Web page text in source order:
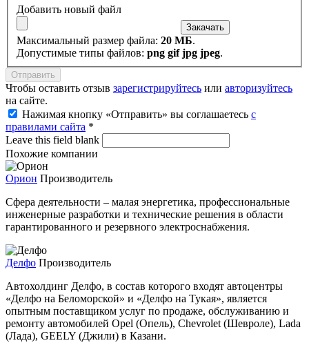
Добавить новый файл
Максимальный размер файла: 20 МБ.
Допустимые типы файлов: png gif jpg jpeg.
Чтобы оставить отзыв зарегистрируйтесь или авторизуйтесь
на сайте.
Нажимая кнопку «Отправить» вы соглашаетесь с
правилами сайта *
Leave this field blank
Похожие компании
Орион Производитель
Сфера деятельности – малая энергетика, профессиональные
инженерные разработки и технические решения в области
гарантированного и резервного электроснабжения.
Делфо Производитель
Автохолдинг Делфо, в состав которого входят автоцентры
«Делфо на Беломорской» и «Делфо на Тукая», является
опытным поставщиком услуг по продаже, обслуживанию и
ремонту автомобилей Opel (Опель), Chevrolet (Шевроле), Lada
(Лада), GEELY (Джили) в Казани.